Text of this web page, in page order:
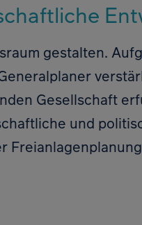
gestalten.
Gesellschaft
und